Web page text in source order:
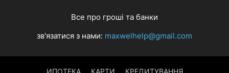
Все про гроші та банки
зв'язатися з нами: maxwelhelp@gmail.com
ИПОТЕКА КАРТИ КРЕДИТУВАННЯ